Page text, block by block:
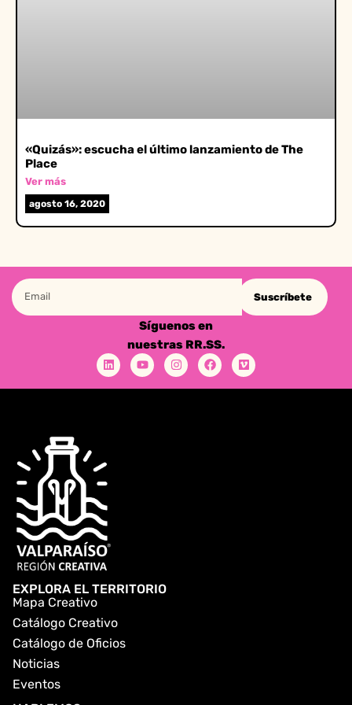
«Quizás»: escucha el último lanzamiento de The
Place
Ver más
agosto 16, 2020
Suscríbete
Síguenos en
nuestras RR.SS.
EXPLORA EL TERRITORIO
Mapa Creativo
Catálogo Creativo
Catálogo de Oficios
Noticias
Eventos